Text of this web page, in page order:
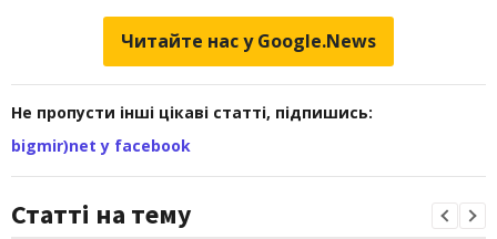
Читайте нас у Google.News
Не пропусти інші цікаві статті, підпишись:
bigmir)net у facebook
Статті на тему